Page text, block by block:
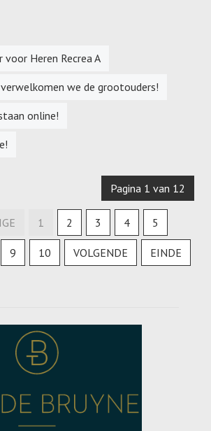
voor Heren Recrea A
we de grootouders!
online!
Pagina 1 van 12
1 2 3 4 5
9 10 VOLGENDE EINDE